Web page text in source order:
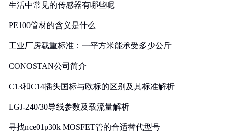
生活中常见的传感器有哪些呢
PE100管材的含义是什么
工业厂房载重标准：一平方米能承受多少公斤
CONOSTAN公司简介
C13和C14插头国标与欧标的区别及其标准解析
LGJ-240/30导线参数及载流量解析
寻找nce01p30k MOSFET管的合适替代型号